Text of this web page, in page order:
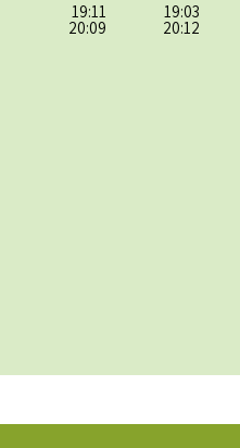
19:03
20:12
19:11
20:09